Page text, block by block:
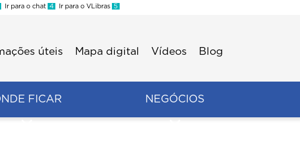
Ir para o chat 4 Ir para o VLibras 5
úteis Mapa digital Vídeos Blog
FICAR NEGÓCIOS